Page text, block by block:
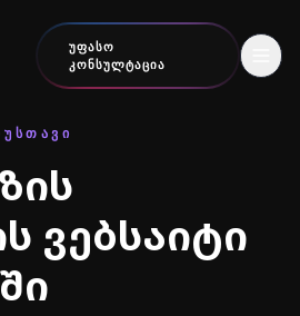
ᲣᲤᲐᲡᲝ
ᲙᲝᲜᲡᲣᲚᲢᲐᲪᲘᲐ
ვებსაიტი